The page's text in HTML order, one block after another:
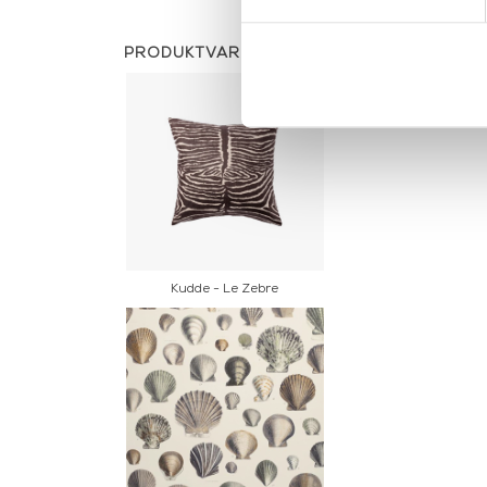
PRODUKTVARIANTER
Kudde - Le Zebre